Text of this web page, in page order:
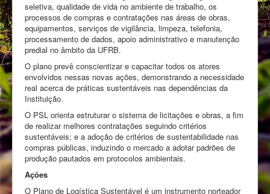
seletiva, qualidade de vida no ambiente de trabalho, os
processos de compras e contratações nas áreas de obras,
equipamentos, serviços de vigilância, limpeza, telefonia,
processamento de dados, apoio administrativo e manutenção
predial no âmbito da UFRB.
O plano prevê conscientizar e capacitar todos os atores
envolvidos nessas novas ações, demonstrando a necessidade
real acerca de práticas sustentáveis nas dependências da
Instituição.
O PSL orienta estruturar o sistema de licitações e obras, a fim
de realizar melhores contratações seguindo critérios
sustentáveis; e a adoção de critérios de sustentabilidade nas
compras públicas, induzindo o mercado a adotar padrões de
produção pautados em protocolos ambientais.
Ações
O Plano de Logística Sustentável é um instrumento norteador